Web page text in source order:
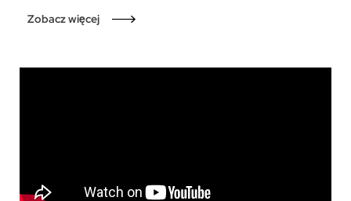
Zobacz więcej